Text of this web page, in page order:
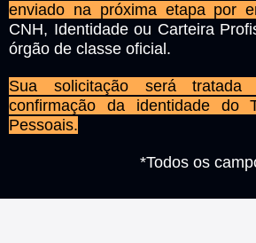
enviado na próxima etap a por
CNH, Identidade ou Carteira
órgão de classe oficial.
Sua solicitação será
confirmação da identidade do
Pessoais.
*Todos os